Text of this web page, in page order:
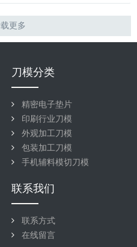
更多
刀模分类
精密电子垫片
印刷行业刀模
外观加工刀模
包装加工刀模
手机辅料模切刀模
联系我们
联系方式
在线留言